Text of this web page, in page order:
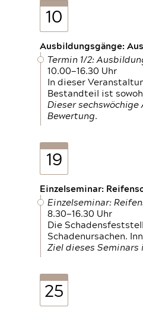
10
Ausbildungsgänge:
Termin 1/2:
10.00—16.30 Uhr
In dieser
Bestandteil ist
Dieser
Bewertung.
19
Einzelseminar:
Einzelseminar:
8.30—16.30 Uhr
Die
Schadenursachen.
Ziel dieses Seminars
25